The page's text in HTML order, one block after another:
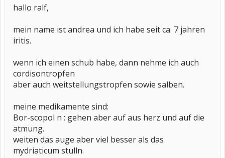
hallo ralf,
mein name ist andrea und ich habe seit ca. 7 jahren
iritis.
wenn ich einen schub habe, dann nehme ich auch
cordisontropfen
aber auch weitstellungstropfen sowie salben.
meine medikamente sind:
Bor-scopol n : gehen aber auf aus herz und auf die
atmung.
weiten das auge aber viel besser als das
mydriaticum stulln.